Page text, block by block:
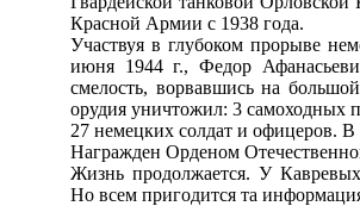
Красной Армии с 1938 года.
Участвуя в глубоком прорыве
июня 1944 г., Федор
смелость, ворвавшись на
орудия уничтожил: 3 самоходных
27 немецких солдат и офицеров.
Награжден Орденом
Жизнь продолжается. У
Но всем пригодится та